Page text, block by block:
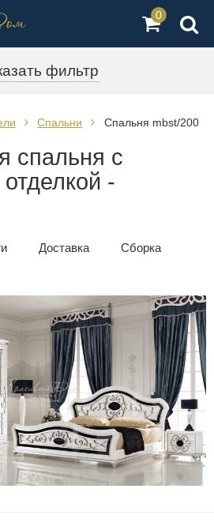
0
фильтр
Спальни Спальня mbst/200
спальня с
-
Доставка
Сборка